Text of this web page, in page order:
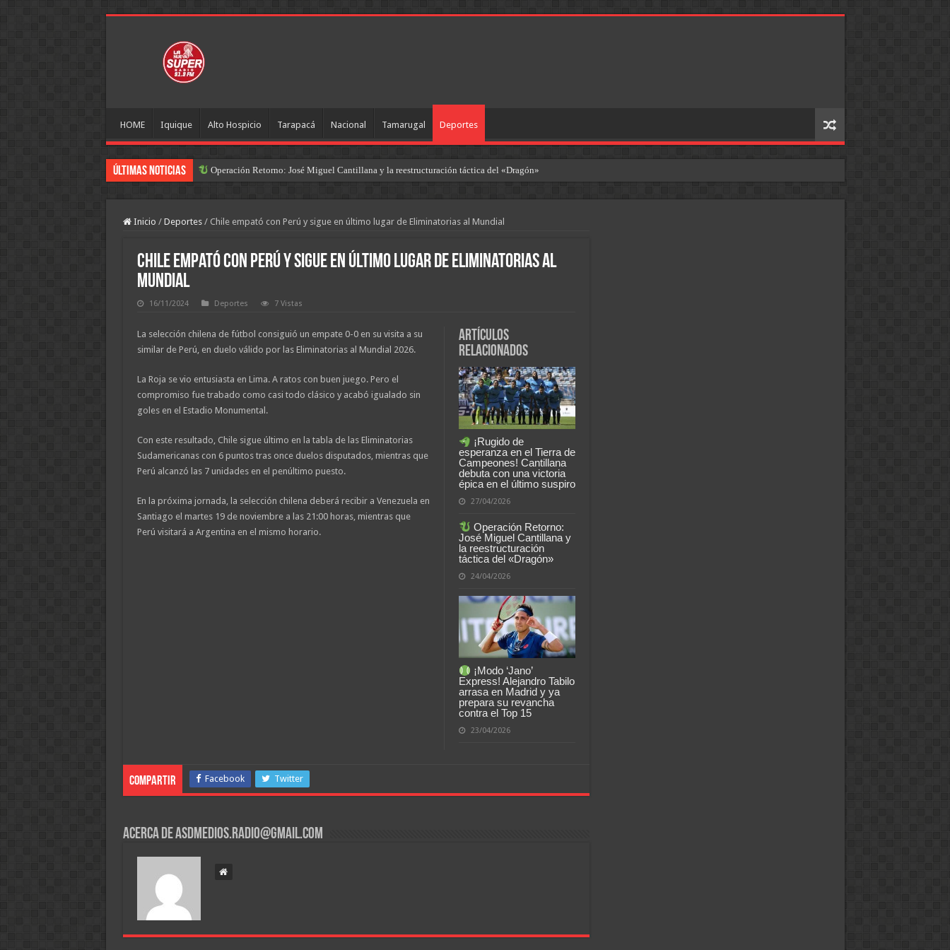
HOME Iquique Alto Hospicio Tarapacá Nacional Tamarugal Deportes
Últimas Noticias Operación Retorno: José Miguel Cantillana y la reestructuración táctica del «Dragón»
Inicio / Deportes / Chile empató con Perú y sigue en último lugar de Eliminatorias al Mundial
Chile empató con Perú y sigue en último lugar de Eliminatorias al
Mundial
16/11/2024 Deportes 7 Vistas
Artículos
relacionados
¡Rugido de
esperanza en el Tierra de
Campeones! Cantillana
debuta con una victoria
épica en el último suspiro
27/04/2026
Operación Retorno:
José Miguel Cantillana y
la reestructuración
táctica del «Dragón»
24/04/2026
¡Modo ‘Jano’
Express! Alejandro Tabilo
arrasa en Madrid y ya
prepara su revancha
contra el Top 15
23/04/2026
La selección chilena de fútbol consiguió un empate 0-0 en su visita a su
similar de Perú, en duelo válido por las Eliminatorias al Mundial 2026.
La Roja se vio entusiasta en Lima. A ratos con buen juego. Pero el
compromiso fue trabado como casi todo clásico y acabó igualado sin
goles en el Estadio Monumental.
Con este resultado, Chile sigue último en la tabla de las Eliminatorias
Sudamericanas con 6 puntos tras once duelos disputados, mientras que
Perú alcanzó las 7 unidades en el penúltimo puesto.
En la próxima jornada, la selección chilena deberá recibir a Venezuela en
Santiago el martes 19 de noviembre a las 21:00 horas, mientras que
Perú visitará a Argentina en el mismo horario.
Compartir Facebook Twitter
Acerca de asdmedios.radio@gmail.com